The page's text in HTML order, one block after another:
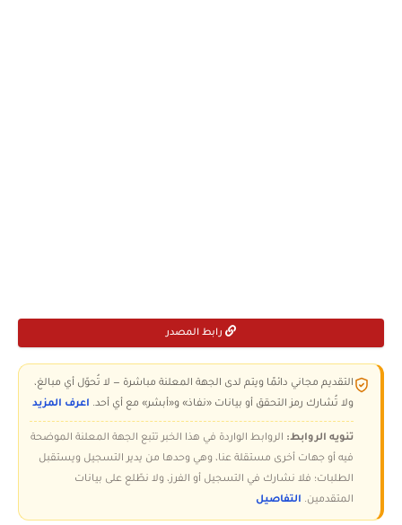
رابط المصدر
التقديم مجاني دائمًا ويتم لدى الجهة المعلنة مباشرة — لا تُحوّل أي مبالغ،
ولا تُشارك رمز التحقق أو بيانات «نفاذ» و«أبشر» مع أي أحد. اعرف المزيد
تنويه الروابط: الروابط الواردة في هذا الخبر تتبع الجهة المعلنة الموضحة
فيه أو جهات أخرى مستقلة عنا، وهي وحدها من يدير التسجيل ويستقبل
الطلبات؛ فلا نشارك في التسجيل أو الفرز، ولا نطّلع على بيانات
المتقدمين. التفاصيل